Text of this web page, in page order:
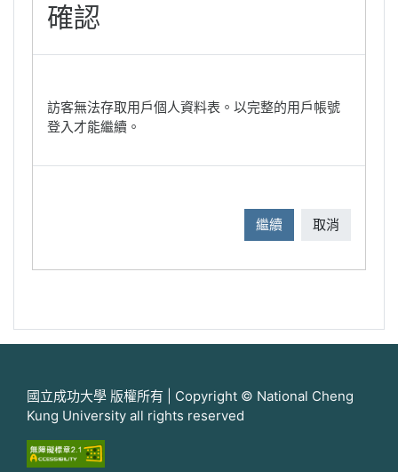
確認
訪客無法存取用戶個人資料表。以完整的用戶帳號
登入才能繼續。
繼續 取消
國立成功大學 版權所有 | Copyright © National Cheng
Kung University all rights reserved